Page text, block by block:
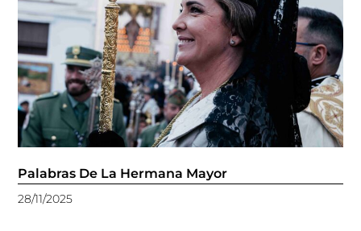
Palabras De La Hermana Mayor
28/11/2025